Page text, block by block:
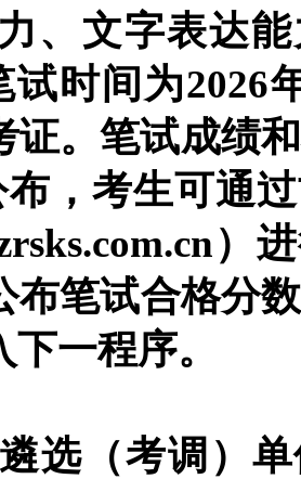
、文字表达
试时间为2026
证。笔试成绩
，考生可通
）
布笔试合格分
一程序。
遴选（考调）